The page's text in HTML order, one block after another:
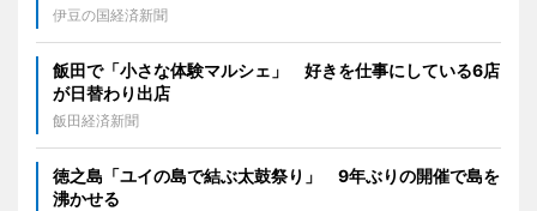
伊豆の国経済新聞
飯田で「小さな体験マルシェ」 好きを仕事にしている6店
が日替わり出店
飯田経済新聞
徳之島「ユイの島で結ぶ太鼓祭り」 9年ぶりの開催で島を
沸かせる